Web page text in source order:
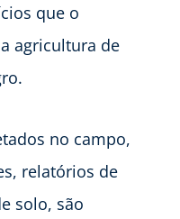
que o
agricultura de
no campo,
relatórios de
solo, são